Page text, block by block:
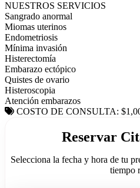
NUESTROS SERVICIOS
Sangrado anormal
Miomas uterinos
Endometriosis
Mínima invasión
Histerectomía
Embarazo ectópico
Quistes de ovario
Histeroscopia
Atención embarazos
COSTO DE CONSULTA:
Reservar
Selecciona la fecha y hora de tu
tiempo